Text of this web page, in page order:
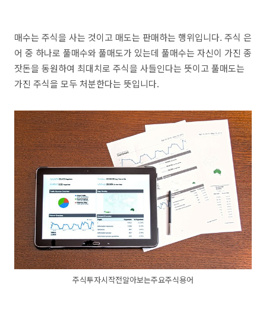
매수는 주식을 사는 것이고 매도는 판매하는 행위입니다. 주식 은
어 중 하나로 풀매수와 풀매도가 있는데 풀매수는 자신이 가진 종
잣돈을 동원하여 최대치로 주식을 사들인다는 뜻이고 풀매도는
가진 주식을 모두 처분한다는 뜻입니다.
주식투자시작전알아보는주요주식용어